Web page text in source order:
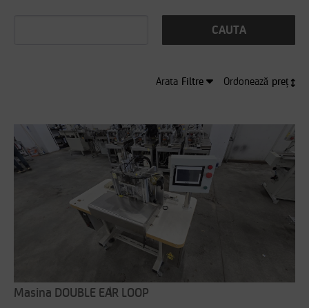
CAUTA
Arata Filtre Ordonează preț
CRITERII SELECTATE:0 NUMAR DE REZULTATE:
Reseteaza filtrele FILTREAZA
Masina DOUBLE EAR LOOP